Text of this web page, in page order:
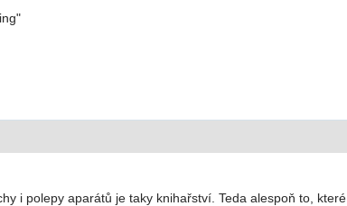
i polepy aparátů je taky knihařství. Teda alespoň to,